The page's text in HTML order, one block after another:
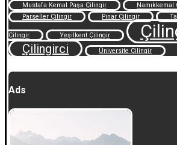
Mustafa Kemal Paşa Çilingir
Namıkkemal
Parseller Çilingir
Pınar Çilingir
Çilingir Yeşilkent Çilingir
Çilingirci Üniversite Çilingir
Ads